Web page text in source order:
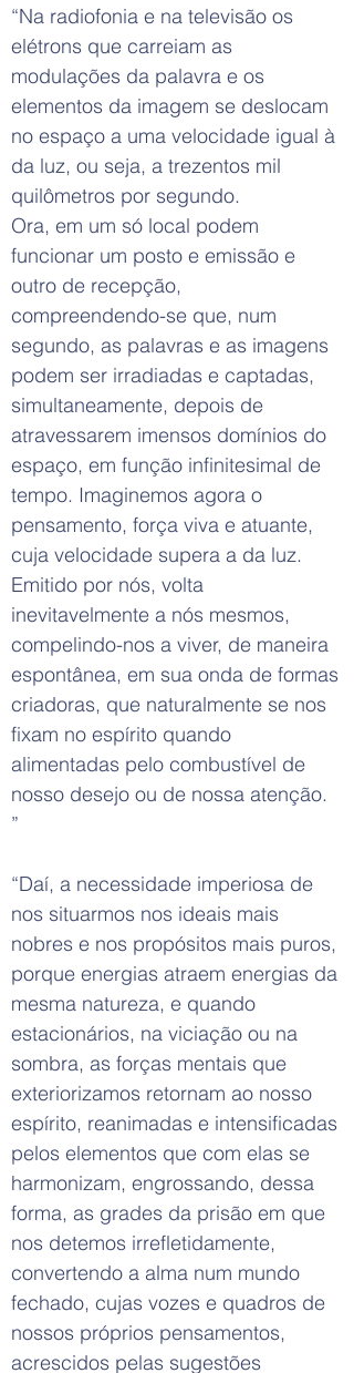
“Na radiofonia e na televisão os
elétrons que carreiam as
modulações da palavra e os
elementos da imagem se deslocam
no espaço a uma velocidade igual à
da luz, ou seja, a trezentos mil
quilômetros por segundo.
Ora, em um só local podem
funcionar um posto e emissão e
outro de recepção,
compreendendo-se que, num
segundo, as palavras e as imagens
podem ser irradiadas e captadas,
simultaneamente, depois de
atravessarem imensos domínios do
espaço, em função infinitesimal de
tempo. Imaginemos agora o
pensamento, força viva e atuante,
cuja velocidade supera a da luz.
Emitido por nós, volta
inevitavelmente a nós mesmos,
compelindo-nos a viver, de maneira
espontânea, em sua onda de formas
criadoras, que naturalmente se nos
fixam no espírito quando
alimentadas pelo combustível de
nosso desejo ou de nossa atenção.
”
“Daí, a necessidade imperiosa de
nos situarmos nos ideais mais
nobres e nos propósitos mais puros,
porque energias atraem energias da
mesma natureza, e quando
estacionários, na viciação ou na
sombra, as forças mentais que
exteriorizamos retornam ao nosso
espírito, reanimadas e intensificadas
pelos elementos que com elas se
harmonizam, engrossando, dessa
forma, as grades da prisão em que
nos detemos irrefletidamente,
convertendo a alma num mundo
fechado, cujas vozes e quadros de
nossos próprios pensamentos,
acrescidos pelas sugestões